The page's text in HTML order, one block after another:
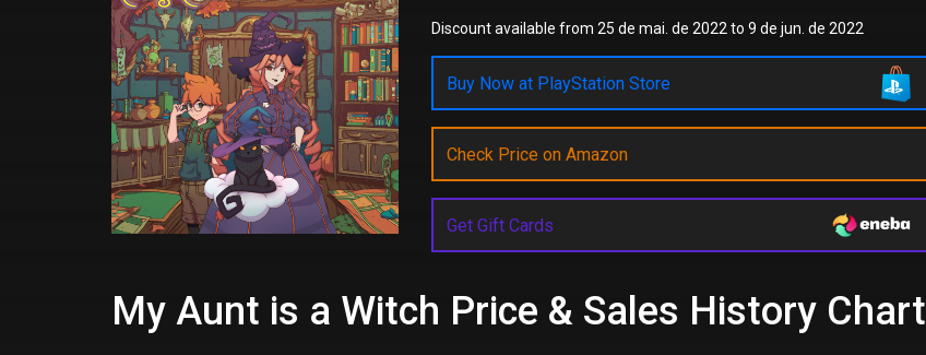
Discount available from 25 de mai. de 2022 to 9 de jun. de 2022
Buy Now at PlayStation Store
Check Price on Amazon
Get Gift Cards
My Aunt is a Witch Price & Sales History Chart